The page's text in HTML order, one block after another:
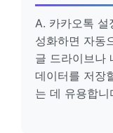
A. 카카오톡 설
성화하면 자동
글 드라이브나
데이터를 저장
는 데 유용합니